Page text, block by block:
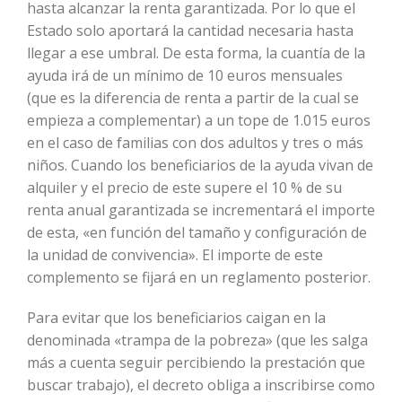
hasta alcanzar la renta garantizada. Por lo que el
Estado solo aportará la cantidad necesaria hasta
llegar a ese umbral. De esta forma, la cuantía de la
ayuda irá de un mínimo de 10 euros mensuales
(que es la diferencia de renta a partir de la cual se
empieza a complementar) a un tope de 1.015 euros
en el caso de familias con dos adultos y tres o más
niños. Cuando los beneficiarios de la ayuda vivan de
alquiler y el precio de este supere el 10 % de su
renta anual garantizada se incrementará el importe
de esta, «en función del tamaño y configuración de
la unidad de convivencia». El importe de este
complemento se fijará en un reglamento posterior.
Para evitar que los beneficiarios caigan en la
denominada «trampa de la pobreza» (que les salga
más a cuenta seguir percibiendo la prestación que
buscar trabajo), el decreto obliga a inscribirse como